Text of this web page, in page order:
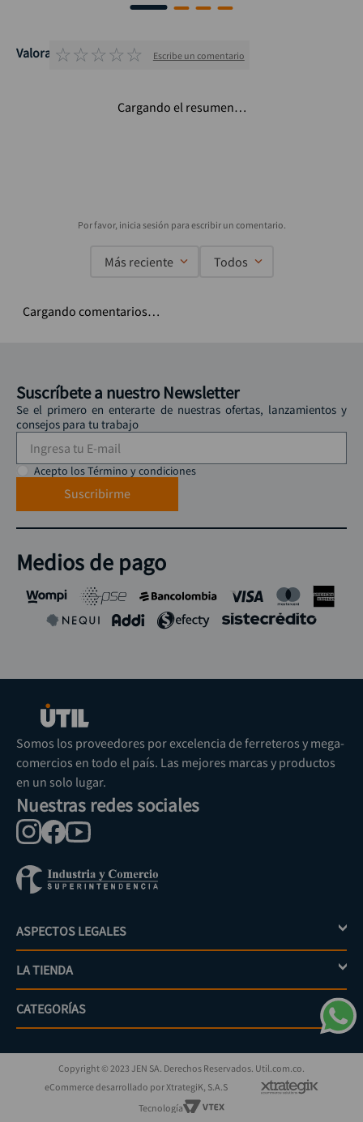
Valoraciones
☆☆☆☆☆ Escribe un comentario
Cargando el resumen…
Más reciente Todos
Cargando comentarios…
Suscríbete a nuestro Newsletter
Se el primero en enterarte de nuestras ofertas, lanzamientos y
consejos para tu trabajo
Acepto los Término y condiciones
Suscribirme
Medios de pago
Somos los proveedores por excelencia de ferreteros y mega-
comercios en todo el país. Las mejores marcas y productos
en un solo lugar.
Nuestras redes sociales
ASPECTOS LEGALES +
Política de tratamiento de datos personales
Términos y condiciones
Políticas de devolución
Políticas de garantías y devoluciones
Superintendencia de industria y comercio
LA TIENDA +
Mi cuenta
PQRs
¿Cómo comprar?
CATEGORÍAS
Jardinería
Eléctricos
Iluminación
Copyright © 2023 JEN SA. Derechos Reservados. Util.com.co.
eCommerce desarrollado por XtrategiK, S.A.S
Tecnología